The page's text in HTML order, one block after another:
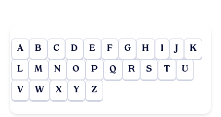
A B C D E F G H I J K
L M N O P Q R S T U
V W X Y Z